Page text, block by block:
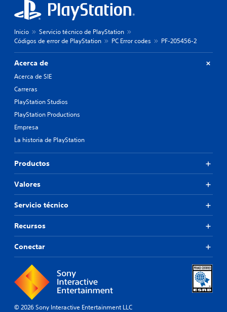
Inicio
Servicio técnico de PlayStation
Códigos de error de PlayStation
PC Error codes PF-205456-2
Acerca de
Acerca de SIE
Carreras
PlayStation Studios
PlayStation Productions
Empresa
La historia de PlayStation
Productos
Valores
Servicio técnico
Recursos
Conectar
© 2026 Sony Interactive Entertainment LLC